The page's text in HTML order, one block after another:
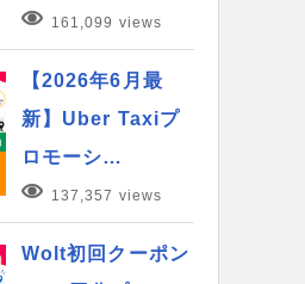
161,099 views
【2026年6月最
新】Uber Taxiプ
ロモーシ…
137,357 views
Wolt初回クーポン